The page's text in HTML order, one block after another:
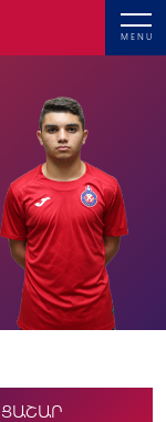
MENU